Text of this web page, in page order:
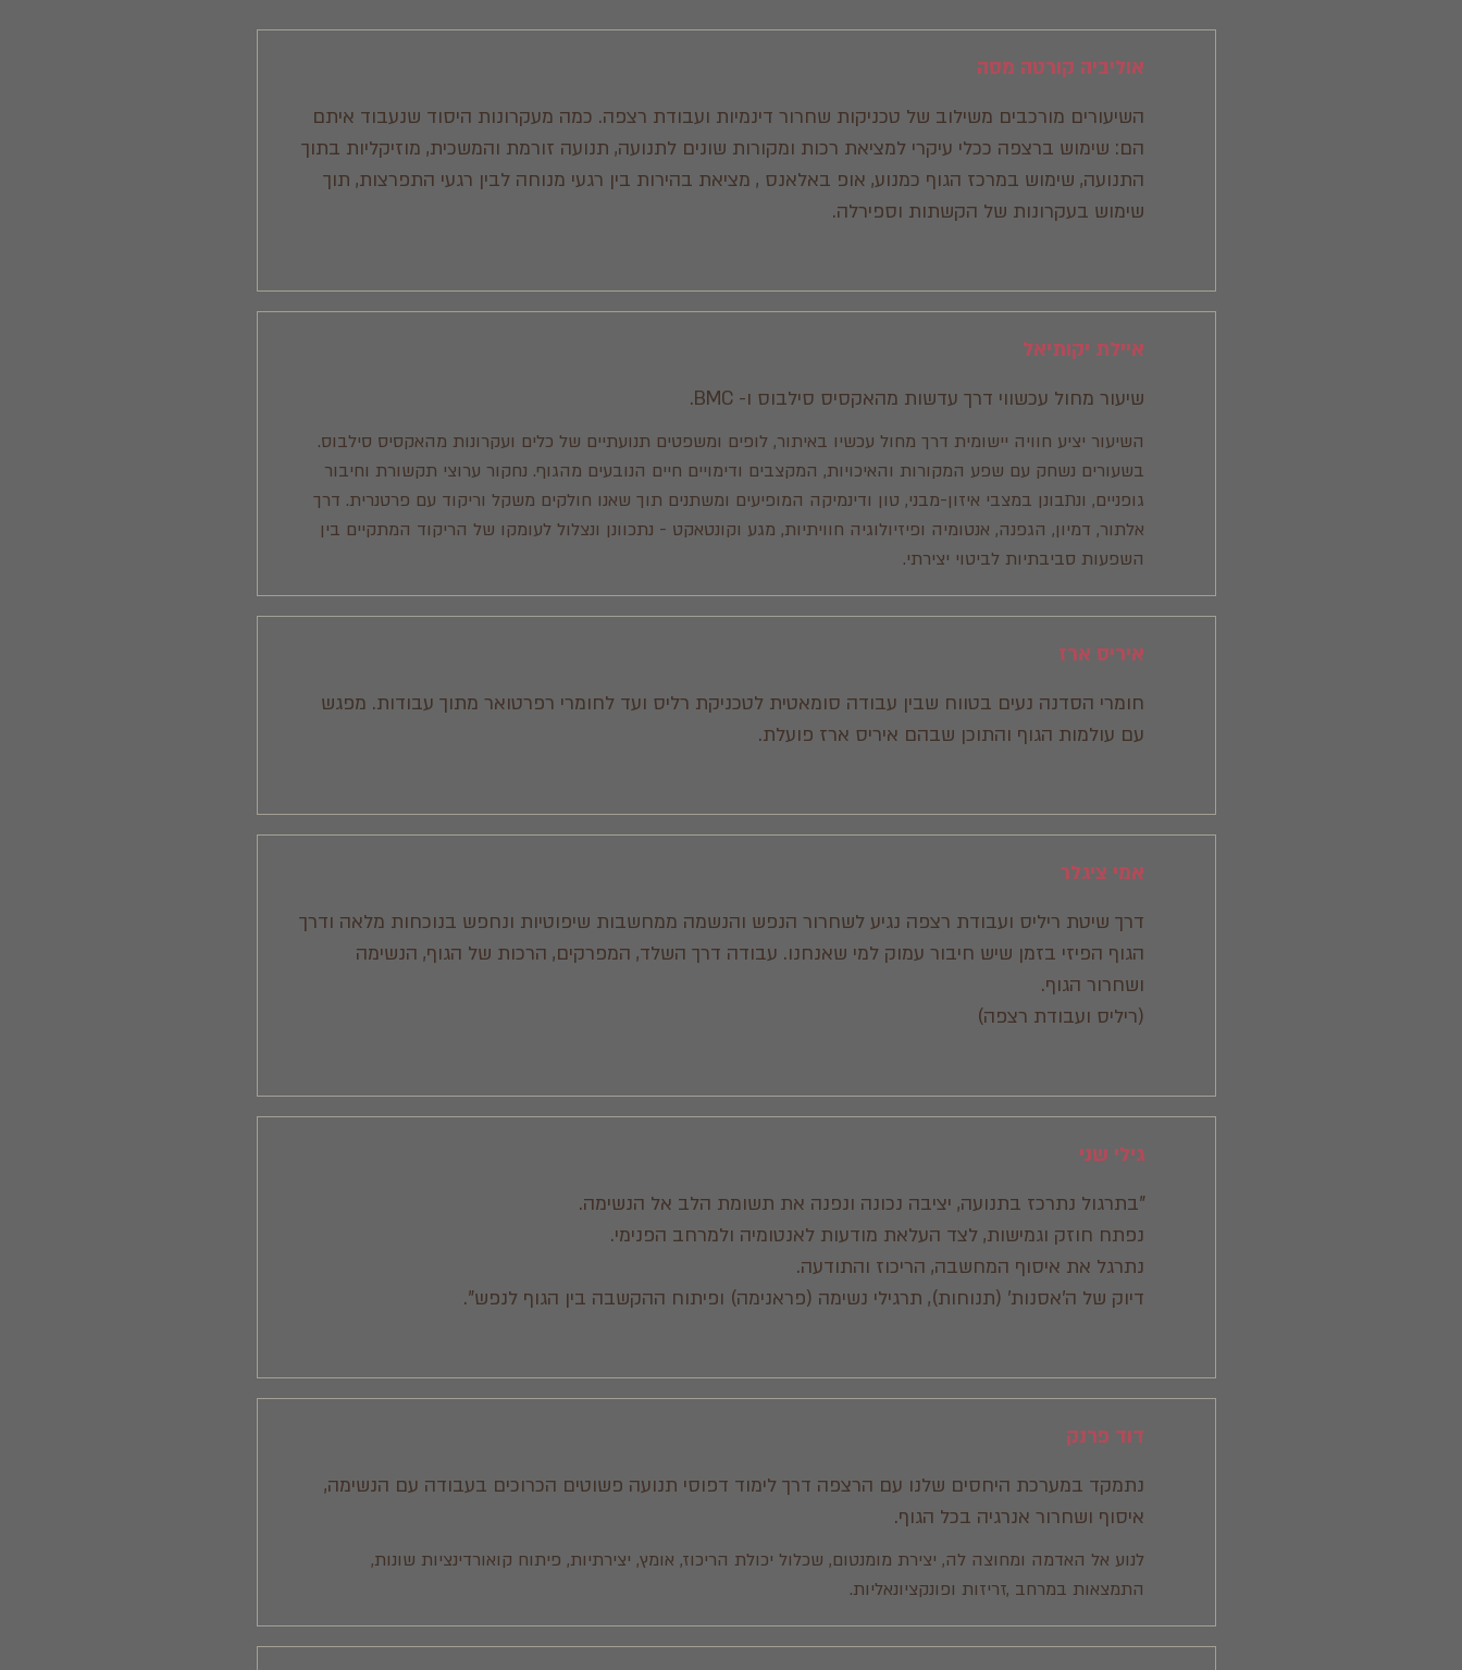
אוליביה קורטה מסה
השיעורים מורכבים משילוב של טכניקות שחרור דינמיות ועבודת רצפה. כמה מעקרונות היסוד שנעבוד איתם
הם: שימוש ברצפה ככלי עיקרי למציאת רכות ומקורות שונים לתנועה, תנועה זורמת והמשכית, מוזיקליות בתוך
התנועה, שימוש במרכז הגוף כמנוע, אופ באלאנס , מציאת בהירות בין רגעי מנוחה לבין רגעי התפרצות, תוך
שימוש בעקרונות של הקשתות וספירלה.
איילת יקותיאל
שיעור מחול עכשווי דרך עדשות מהאקסיס סילבוס ו- BMC.
השיעור יציע חוויה יישומית דרך מחול עכשיו באיתור, לופים ומשפטים תנועתיים של כלים ועקרונות מהאקסיס סילבוס.
בשעורים נשחק עם שפע המקורות והאיכויות, המקצבים ודימויים חיים הנובעים מהגוף. נחקור ערוצי תקשורת וחיבור
גופניים, ונתבונן במצבי איזון-מבני, טון ודינמיקה המופיעים ומשתנים תוך שאנו חולקים משקל וריקוד עם פרטנרית. דרך
אלתור, דמיון, הגפנה, אנטומיה ופיזיולוגיה חוויתיות, מגע וקונטאקט - נתכוונן ונצלול לעומקו של הריקוד המתקיים בין
השפעות סביבתיות לביטוי יצירתי.
איריס ארז
חומרי הסדנה נעים בטווח שבין עבודה סומאטית לטכניקת רליס ועד לחומרי רפרטואר מתוך עבודות. מפגש
עם עולמות הגוף והתוכן שבהם איריס ארז פועלת.
אמי ציגלר
דרך שיטת ריליס ועבודת רצפה נגיע לשחרור הנפש והנשמה ממחשבות שיפוטיות ונחפש בנוכחות מלאה ודרך
הגוף הפיזי בזמן שיש חיבור עמוק למי שאנחנו. עבודה דרך השלד, המפרקים, הרכות של הגוף, הנשימה
ושחרור הגוף.
(ריליס ועבודת רצפה)
גילי שני
"בתרגול נתרכז בתנועה, יציבה נכונה ונפנה את תשומת הלב אל הנשימה.
נפתח חוזק וגמישות, לצד העלאת מודעות לאנטומיה ולמרחב הפנימי.
נתרגל את איסוף המחשבה, הריכוז והתודעה.
דיוק של ה'אסנות' (תנוחות), תרגילי נשימה (פראנימה) ופיתוח ההקשבה בין הגוף לנפש".
דוד פרנק
נתמקד במערכת היחסים שלנו עם הרצפה דרך לימוד דפוסי תנועה פשוטים הכרוכים בעבודה עם הנשימה,
איסוף ושחרור אנרגיה בכל הגוף.
לנוע אל האדמה ומחוצה לה, יצירת מומנטום, שכלול יכולת הריכוז, אומץ, יצירתיות, פיתוח קואורדינציות שונות,
התמצאות במרחב ,זריזות ופונקציונאליות.